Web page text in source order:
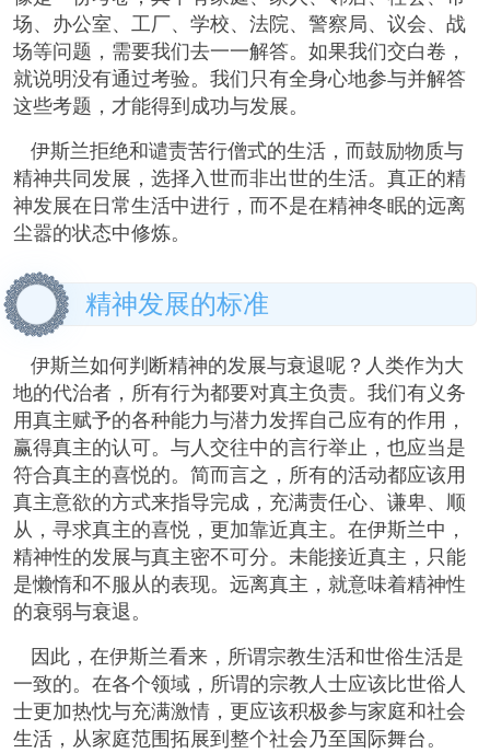
场、办公室、工厂、学校、法院、警察局、议会、战
场等问题，需要我们去一一解答。如果我们交白卷，
就说明没有通过考验。我们只有全身心地参与并解答
这些考题，才能得到成功与发展。
伊斯兰拒绝和谴责苦行僧式的生活，而鼓励物质与
精神共同发展，选择入世而非出世的生活。真正的精
神发展在日常生活中进行，而不是在精神冬眠的远离
尘嚣的状态中修炼。
精神发展的标准
伊斯兰如何判断精神的发展与衰退呢？人类作为大
地的代治者，所有行为都要对真主负责。我们有义务
用真主赋予的各种能力与潜力发挥自己应有的作用，
赢得真主的认可。与人交往中的言行举止，也应当是
符合真主的喜悦的。简而言之，所有的活动都应该用
真主意欲的方式来指导完成，充满责任心、谦卑、顺
从，寻求真主的喜悦，更加靠近真主。在伊斯兰中，
精神性的发展与真主密不可分。未能接近真主，只能
是懒惰和不服从的表现。远离真主，就意味着精神性
的衰弱与衰退。
因此，在伊斯兰看来，所谓宗教生活和世俗生活是
一致的。在各个领域，所谓的宗教人士应该比世俗人
士更加热忱与充满激情，更应该积极参与家庭和社会
生活，从家庭范围拓展到整个社会乃至国际舞台。